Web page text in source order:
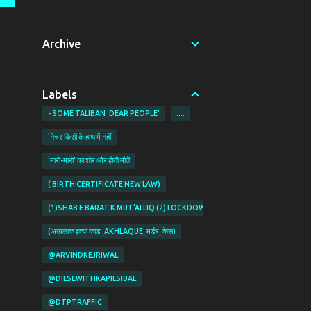
Archive
Labels
- SOME TALIBAN 'DEAR PEOPLE'
'नेचर किसी के हाथ में नहीं
'मारो-मारो' का शोर और होती मौतें
( BIRTH CERTIFICATE NEW LAW)
(1)SHAB E BARAT K MUT'ALLIQ (2) LOCKDOWN KI PABANDIYON K
(अखलाक हत्या कांड_AKHLAQUE_मर्डर_केस)
@ARVINDKEJRIWAL
@DILSEWITHKAPILSIBAL
@DTPTRAFFIC